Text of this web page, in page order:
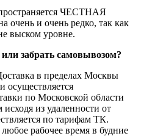
ЧЕСТНАЯ
очень и очень редко, так как
выском уровне.
забрать самовывозом?
в пределах Москвы
осуществляется
по Московской области
исходя из удаленности от
по тарифам ТК.
рабочее время в будние